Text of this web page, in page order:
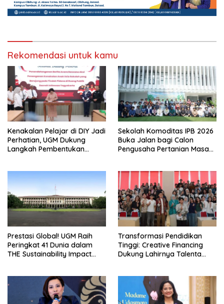
Rekomendasi untuk kamu
Kenakalan Pelajar di DIY Jadi
Perhatian, UGM Dukung
Langkah Pembentukan
Sekolah Komoditas IPB 2026
Buka Jalan bagi Calon
Pengusaha Pertanian Masa
Prestasi Global! UGM Raih
Peringkat 41 Dunia dalam
THE Sustainability Impact
Transformasi Pendidikan
Tinggi: Creative Financing
Dukung Lahirnya Talenta